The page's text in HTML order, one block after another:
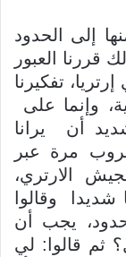
إلى الحدود
قررنا العبور
تفكيرنا
وإنما على
أن يرانا
مرة عبر
الارتري،
وقالوا
يجب أن
ثم قالوا: لي